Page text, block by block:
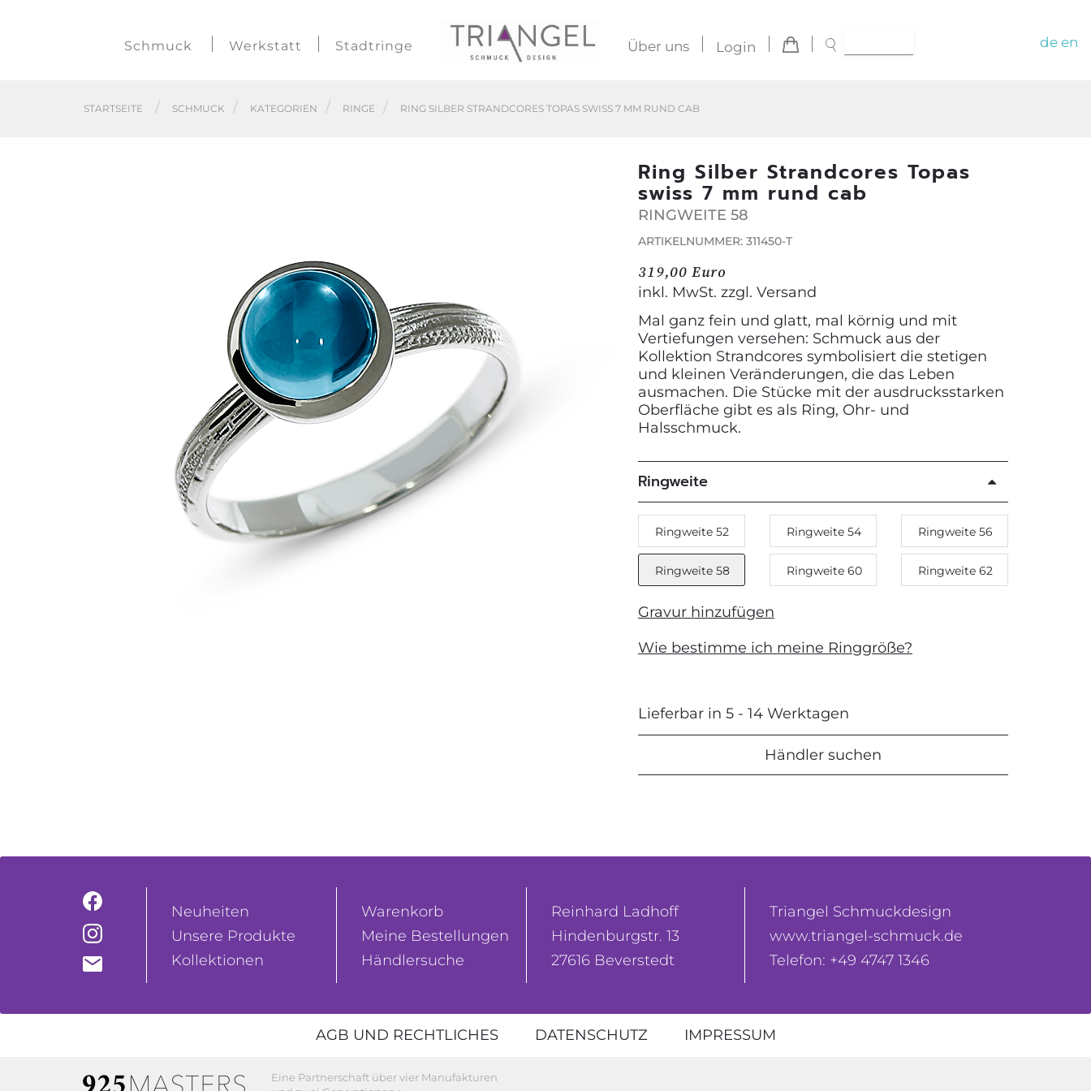
Schmuck Werkstatt Stadtringe Über uns Login de en
STARTSEITE SCHMUCK KATEGORIEN RINGE RING SILBER STRANDCORES TOPAS SWISS 7 MM RUND CAB
Ring Silber Strandcores Topas
swiss 7 mm rund cab
RINGWEITE 58
ARTIKELNUMMER: 311450-T
319,00 Euro
inkl. MwSt. zzgl. Versand
Mal ganz fein und glatt, mal körnig und mit
Vertiefungen versehen: Schmuck aus der
Kollektion Strandcores symbolisiert die stetigen
und kleinen Veränderungen, die das Leben
ausmachen. Die Stücke mit der ausdrucksstarken
Oberfläche gibt es als Ring, Ohr- und
Halsschmuck.
Ringweite
Ringweite 52 Ringweite 54 Ringweite 56
Ringweite 58 Ringweite 60 Ringweite 62
Gravur hinzufügen
Wie bestimme ich meine Ringgröße?
Lieferbar in 5 - 14 Werktagen
Händler suchen
Neuheiten
Unsere Produkte
Kollektionen
Warenkorb
Meine Bestellungen
Händlersuche
Reinhard Ladhoff
Hindenburgstr. 13
27616 Beverstedt
Triangel Schmuckdesign
www.triangel-schmuck.de
Telefon: +49 4747 1346
AGB UND RECHTLICHES DATENSCHUTZ IMPRESSUM
Eine Partnerschaft über vier Manufakturen